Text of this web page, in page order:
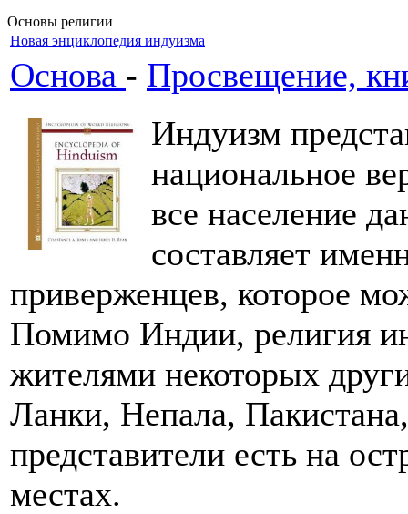
Основы религии
Новая энциклопедия индуизма
Основа - Просвещение,
Индуизм
национальное
все население
составляет
приверженцев, которое
Помимо Индии, религия
жителями некоторых
Ланки, Непала,
представители есть на
местах.